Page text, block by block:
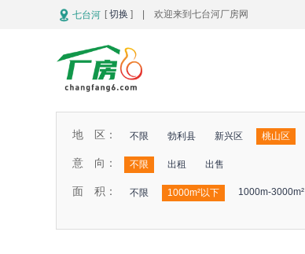
七台河 [ 切换 ] | 欢迎来到七台河厂房网
地 区： 不限 勃利县 新兴区 桃山区
意 向： 不限 出租 出售
面 积： 不限 1000m²以下 1000m-3000m²